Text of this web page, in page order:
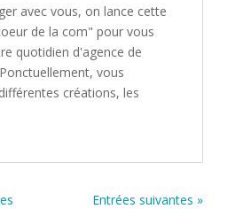
avec vous, on lance cette
de la com" pour vous
quotidien d'agence de
vous
créations, les
Entrées suivantes »